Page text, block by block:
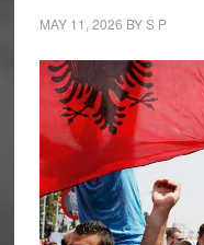
MAY 11, 2026 BYS P